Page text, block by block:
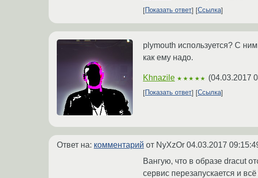
Показать ответ
Ссылка
plymouth используется? С
как ему надо.
Khnazile ★★★★★ (04.03.2017
Показать ответ Ссылка
Ответ на: комментарий от NyXzOr 04.03.2017
Вангую, что в образе dracut
сервис перезапускается и